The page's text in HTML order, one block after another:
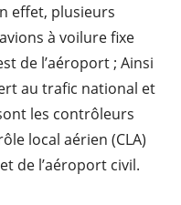
effet, plusieurs
à voilure fixe
de l’aéroport ; Ainsi
au trafic national et
les contrôleurs
local aérien (CLA)
de l’aéroport civil.